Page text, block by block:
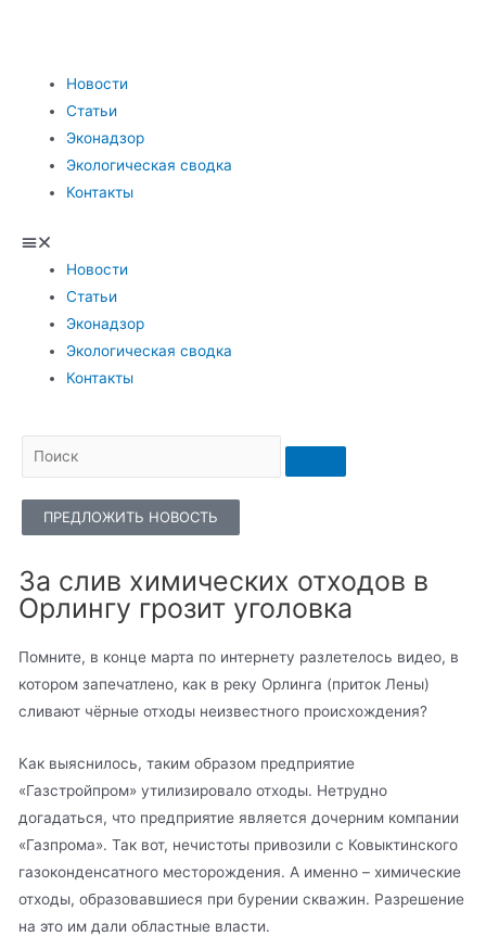
Новости
Статьи
Эконадзор
Экологическая сводка
Контакты
Новости
Статьи
Эконадзор
Экологическая сводка
Контакты
ПРЕДЛОЖИТЬ НОВОСТЬ
За слив химических отходов в
Орлингу грозит уголовка
Помните, в конце марта по интернету разлетелось видео, в
котором запечатлено, как в реку Орлинга (приток Лены)
сливают чёрные отходы неизвестного происхождения?
Как выяснилось, таким образом предприятие
«Газстройпром» утилизировало отходы. Нетрудно
догадаться, что предприятие является дочерним компании
«Газпрома». Так вот, нечистоты привозили с Ковыктинского
газоконденсатного месторождения. А именно – химические
отходы, образовавшиеся при бурении скважин. Разрешение
на это им дали областные власти.